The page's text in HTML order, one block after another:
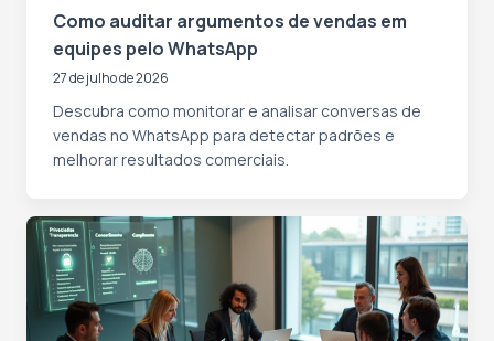
Como auditar argumentos de vendas em
equipes pelo WhatsApp
27 de julho de 2026
Descubra como monitorar e analisar conversas de
vendas no WhatsApp para detectar padrões e
melhorar resultados comerciais.